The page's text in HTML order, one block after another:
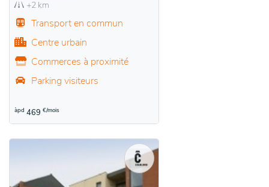
+2 km
Transport en commun
Centre urbain
Commerces à proximité
Parking visiteurs
àpd 469 €/mois